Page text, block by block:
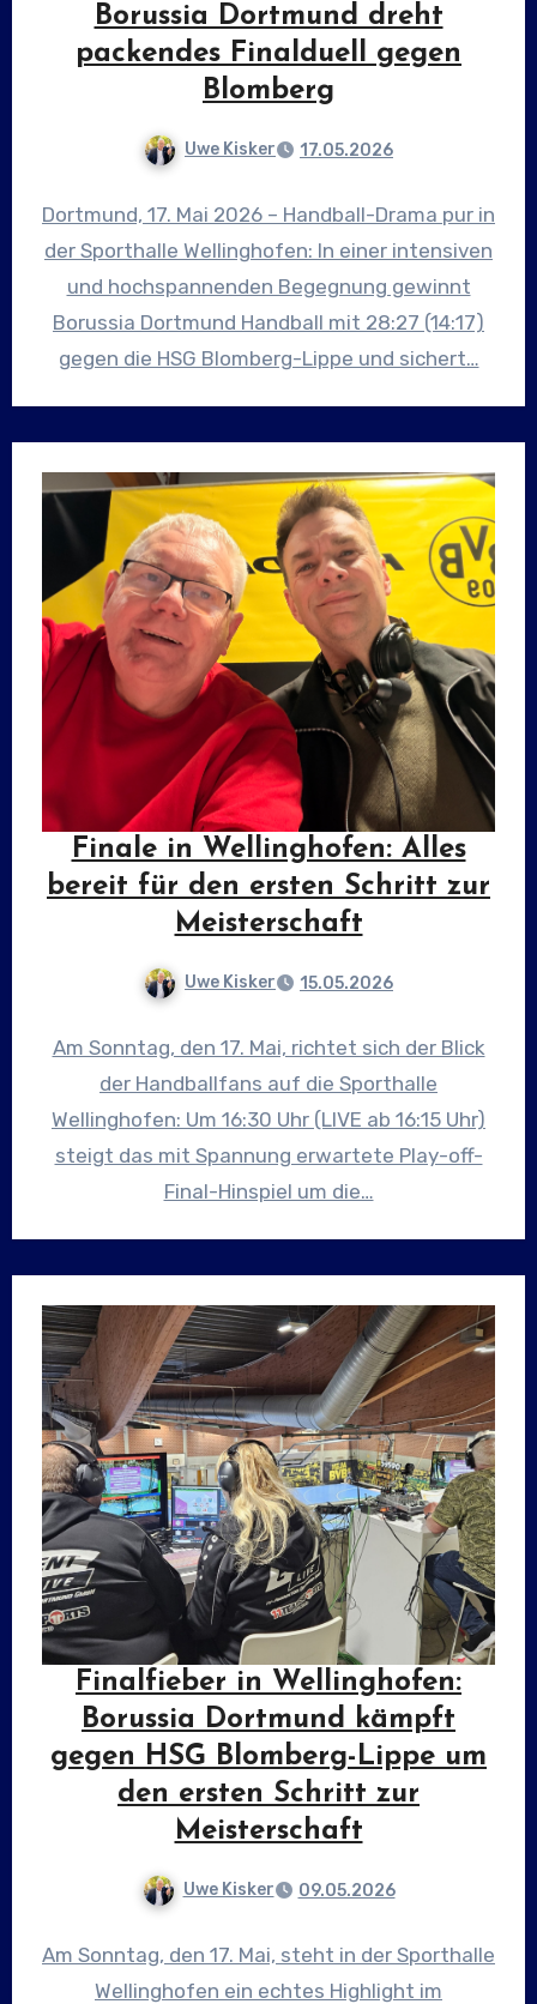
Borussia Dortmund dreht
packendes Finalduell gegen
Blomberg
Uwe Kisker 17.05.2026
Dortmund, 17. Mai 2026 – Handball-Drama pur in
der Sporthalle Wellinghofen: In einer intensiven
und hochspannenden Begegnung gewinnt
Borussia Dortmund Handball mit 28:27 (14:17)
gegen die HSG Blomberg-Lippe und sichert…
Finale in Wellinghofen: Alles
bereit für den ersten Schritt zur
Meisterschaft
Uwe Kisker 15.05.2026
Am Sonntag, den 17. Mai, richtet sich der Blick
der Handballfans auf die Sporthalle
Wellinghofen: Um 16:30 Uhr (LIVE ab 16:15 Uhr)
steigt das mit Spannung erwartete Play-off-
Final-Hinspiel um die…
Finalfieber in Wellinghofen:
Borussia Dortmund kämpft
gegen HSG Blomberg-Lippe um
den ersten Schritt zur
Meisterschaft
Uwe Kisker 09.05.2026
Am Sonntag, den 17. Mai, steht in der Sporthalle
Wellinghofen ein echtes Highlight im